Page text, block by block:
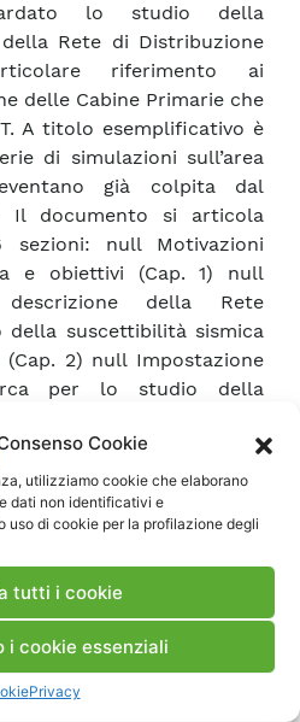
Cookie
utilizziamo cookie che elaborano
dati non identificativi e
uso di cookie per la profilazione degli
tutti i cookie
i cookie essenziali
Privacy
lo studio della
Rete di Distribuzione
riferimento ai
delle Cabine Primarie che
A titolo esemplificativo è
di simulazioni sull’area
già colpita dal
Il documento si articola
sezioni: null Motivazioni
e obiettivi (Cap. 1) null
della Rete
della suscettibilità sismica
2) null Impostazione
per lo studio della
della Rete (Cap. 3) null
della simulazione
descrizione del codice di
4) null Simulazione
nell’area di interesse:
(Cap. 5) null Valutazione
e prospettive di
(Cap. 6).
Rapporto